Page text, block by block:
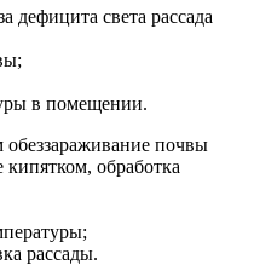
дефицита света рассада
в помещении.
обеззараживание почвы
обработка
рассады.